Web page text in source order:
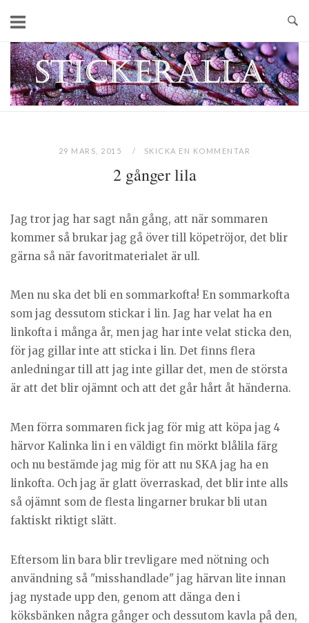
content
Home
29 MARS, 2015 SKICKA EN KOMMENTAR
2 gånger lila
Jag tror jag har sagt nån gång, att när sommaren
kommer så brukar jag gå över till köpetröjor, det blir
gärna så när favoritmaterialet är ull.
Men nu ska det bli en sommarkofta! En sommarkofta
som jag dessutom stickar i lin. Jag har velat ha en
linkofta i många år, men jag har inte velat sticka den,
för jag gillar inte att sticka i lin. Det finns flera
anledningar till att jag inte gillar det, men de största
är att det blir ojämnt och att det går hårt åt händerna.
Men förra sommaren fick jag för mig att köpa jag 4
härvor Kalinka lin i en väldigt fin mörkt blålila färg
och nu bestämde jag mig för att nu SKA jag ha en
linkofta. Och jag är glatt överraskad, det blir inte alls
så ojämnt som de flesta lingarner brukar bli utan
faktiskt riktigt slätt.
Eftersom lin bara blir trevligare med nötning och
användning så "misshandlade" jag härvan lite innan
jag nystade upp den, genom att dänga den i
köksbänken några gånger och dessutom kavla på den,